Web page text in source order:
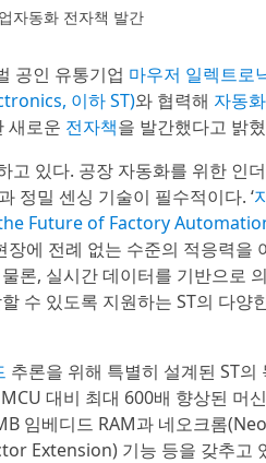
자동화 전자책 발간
공인 유통기업 마우저 일렉트
이하 ST)와 협력해 자동화
새로운 전자책을 발간했다고 밝
있다. 공장 자동화를 위한 인
정밀 센싱 기술이 필수적이다. ‘
Future of Factory
에 전례 없는 수준의 적응력을
론, 실시간 데이터를 기반으로
수 있도록 지원하는 ST의 다양
추론을 위해 특별히 설계된 ST의
대비 최대 600배 향상된 머
임베디드 RAM과 네오크롬
Extension) 기능 등을 갖추고